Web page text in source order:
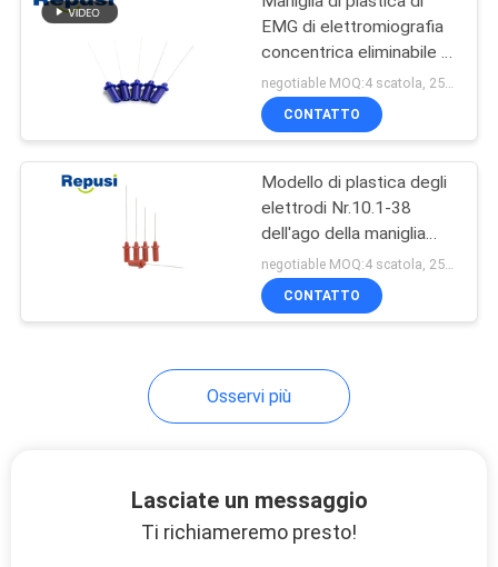
POLICY
stimolatore
Elettrodo laringeo
3
Elettrodo del ciclo
EMG di elettromiografia
concentrica eliminabile di
25 millimetri
CONTATTO
Modello di plastica degli
elettrodi Nr.10.1-38
dell'ago della maniglia
0.45X38mm EMG
CONTATTO
Osservi più
Lasciate un messaggio
Ti richiameremo presto!